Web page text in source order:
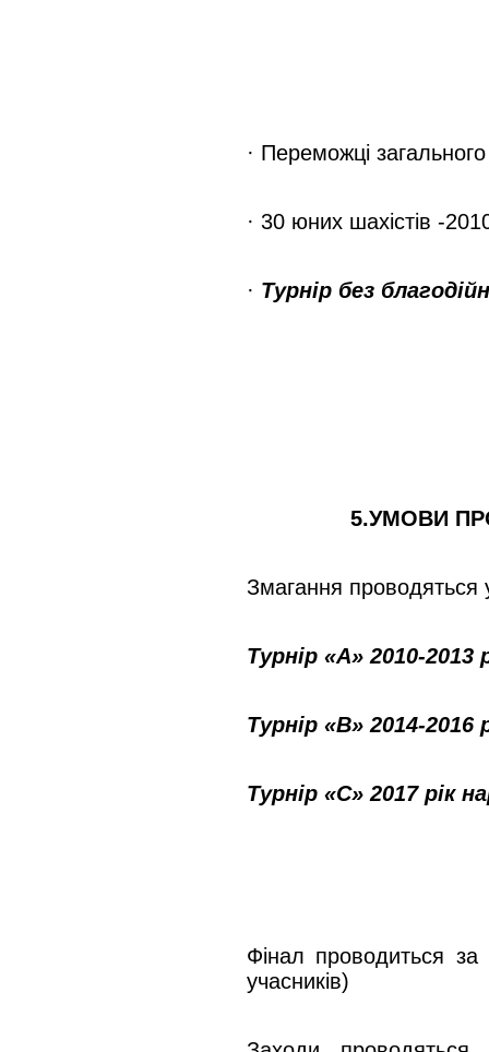
· Переможці
· 30 юних шахістів -
· Турнір без
5.УМОВИ
Змагання проводяться
Турнір «А» 2010-2013
Турнір «В» 2014-2016
Турнір «С» 2017 рік
Фінал проводиться
учасників)